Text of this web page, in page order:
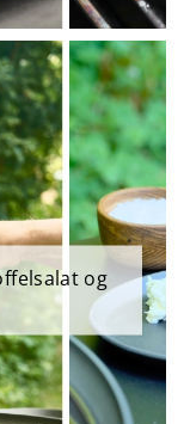
og